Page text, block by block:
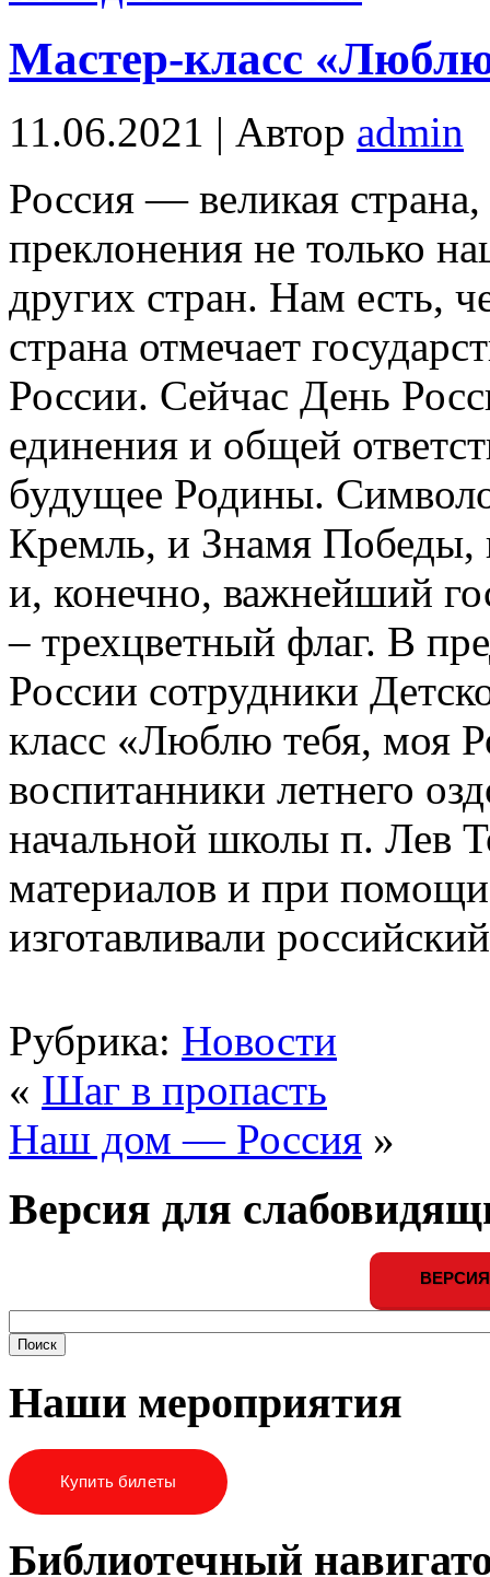
Мастер-класс
11.06.2021 | Автор admin
Россия — великая
преклонения не только
других стран. Нам есть,
страна отмечает
России. Сейчас День
единения и общей
будущее Родины.
Кремль, и Знамя Победы,
и, конечно, важнейший
– трехцветный флаг. В
России сотрудники
класс «Люблю тебя, моя
воспитанники летнего
начальной школы п. Лев
материалов и при
изготавливали
Рубрика: Новости
« Шаг в пропасть
Наш дом — Россия »
Версия для
Наши мероприятия
Купить билеты
Библиотечный